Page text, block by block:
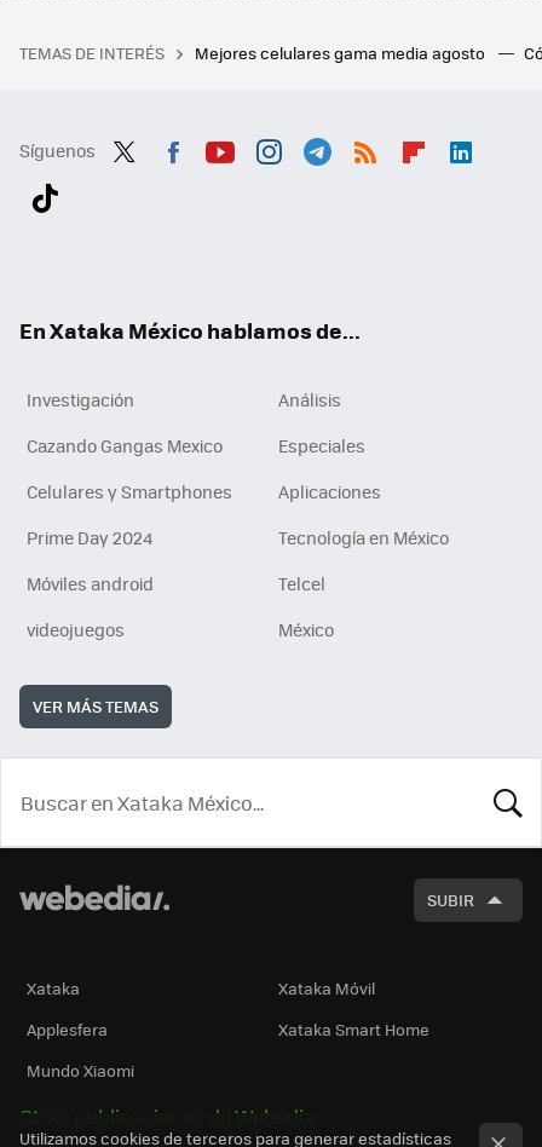
TEMAS DE INTERÉS Mejores celulares gama media agosto
Síguenos
En Xataka México hablamos de...
Investigación
Análisis
Cazando Gangas Mexico
Especiales
Celulares y Smartphones
Aplicaciones
Prime Day 2024
Tecnología en México
Móviles android
Telcel
videojuegos
México
VER MÁS TEMAS
SUBIR
Xataka
Xataka Móvil
Applesfera
Xataka Smart Home
Mundo Xiaomi
Otras publicaciones de Webedia
Utilizamos cookies de terceros para generar estadísticas